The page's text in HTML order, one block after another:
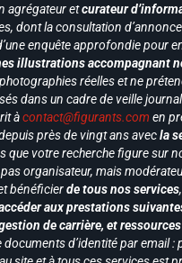
agrégateur etcurateur
dont la consultation
enquête approfondie
illustrations accompagnant
réelles et ne
dans un cadre de veille
àcontact@figurants.com en
près de vingt ans avecla
que votre recherche figure sur
organisateur, mais
bénéficierde tous nos services
aux prestations
de carrière, et
documents d’identité par email